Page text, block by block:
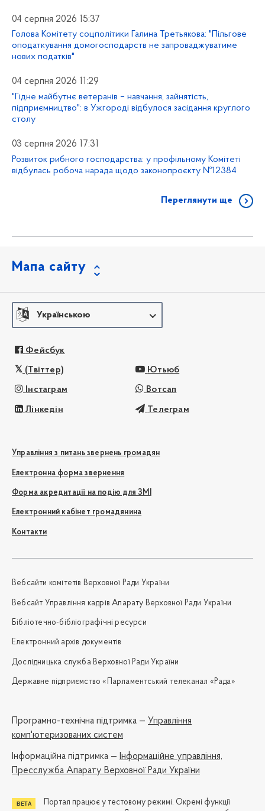
04 серпня 2026 15:37
Голова Комітету соцполітики Галина Третьякова: "Пільгове
оподаткування домогосподарств не запроваджуватиме
нових податків"
04 серпня 2026 11:29
"Гідне майбутнє ветеранів – навчання, зайнятість,
підприємництво": в Ужгороді відбулося засідання круглого
столу
03 серпня 2026 17:31
Розвиток рибного господарства: у профільному Комітеті
відбулась робоча нарада щодо законопроєкту №12384
Переглянути ще
Мапа сайту
Українською
Фейсбук
(Твіттер) Ютьюб
Інстаграм Вотсап
Лінкедін Телеграм
Управління з питань звернень громадян
Електронна форма звернення
Форма акредитації на подію для ЗМІ
Електронний кабінет громадянина
Контакти
Вебсайти комітетів Верховної Ради України
Вебсайт Управління кадрів Апарату Верховної Ради України
Бібліотечно-бібліографічні ресурси
Електронний архів документів
Дослідницька служба Верховної Ради України
Державне підприємство «Парламентський телеканал «Рада»
Програмно-технічна підтримка — Управління
комп'ютеризованих систем
Iнформаційна підтримка — Інформаційне управління,
Пресслужба Апарату Верховної Ради України
Портал працює у тестовому режимі. Окремі функції